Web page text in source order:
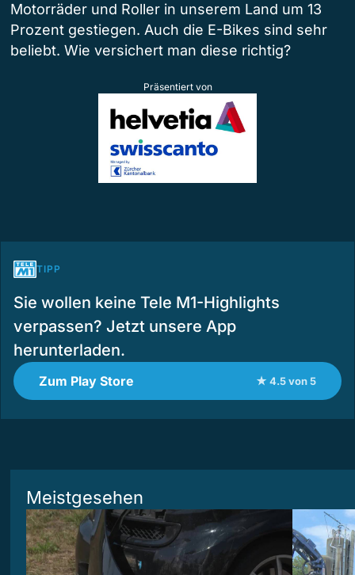
Motorräder und Roller in unserem Land um 13
Prozent gestiegen. Auch die E-Bikes sind sehr
beliebt. Wie versichert man diese richtig?
Präsentiert von
TIPP
Sie wollen keine Tele M1-Highlights
verpassen? Jetzt unsere App
herunterladen.
Zum Play Store ★ 4.5 von 5
Meistgesehen